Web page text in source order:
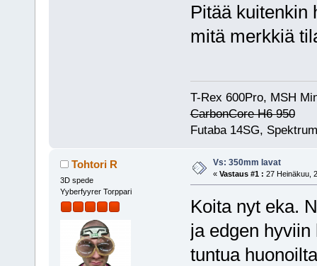
Pitää kuitenkin
mitä merkkiä
T-Rex 600Pro, MSH
CarbonCore H6 950
Futaba 14SG,
Tohtori R
3D spede
Yyberfyyrer Torppari
Vs: 350mm lavat
« Vastaus #1 : 27 Heinäkuu,
Koita nyt eka.
ja edgen
tuntua huonoilta